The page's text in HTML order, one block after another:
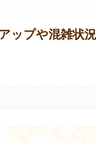
ップや混雑状